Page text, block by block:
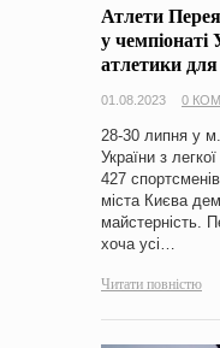
Атлети
у чемпіонаті
атлетики
01.08.2023 0
28-30 липня у
України з
427
міста Києва
майстерність.
хоча усі…
Читати повністю